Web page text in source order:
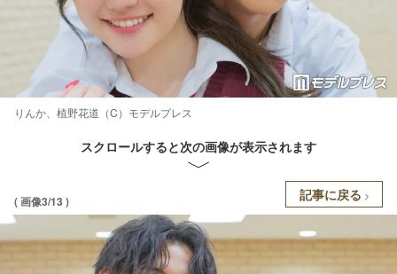
りんか、植野花道（C）モデルプレス
スクロールすると次の画像が表示されます
( 画像3/13 ) 記事に戻る